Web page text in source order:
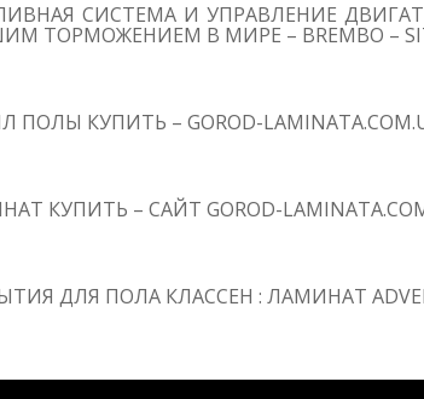
СИСТЕМА И УПРАВЛЕНИЕ
ТОРМОЖЕНИЕМ В МИРЕ – BREMBO –
ПОЛЫ КУПИТЬ – GOROD-
КУПИТЬ – САЙТ GOROD-
ДЛЯ ПОЛА КЛАССЕН : ЛАМИНАТ